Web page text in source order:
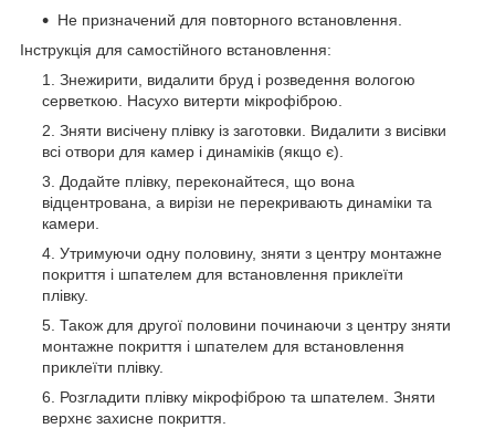
Не призначений для повторного встановлення.
Інструкція для самостійного встановлення:
Знежирити, видалити бруд і розведення вологою
серветкою. Насухо витерти мікрофіброю.
Зняти висічену плівку із заготовки. Видалити з висівки
всі отвори для камер і динаміків (якщо є).
Додайте плівку, переконайтеся, що вона
відцентрована, а вирізи не перекривають динаміки та
камери.
Утримуючи одну половину, зняти з центру монтажне
покриття і шпателем для встановлення приклеїти
плівку.
Також для другої половини починаючи з центру зняти
монтажне покриття і шпателем для встановлення
приклеїти плівку.
Розгладити плівку мікрофіброю та шпателем. Зняти
верхнє захисне покриття.